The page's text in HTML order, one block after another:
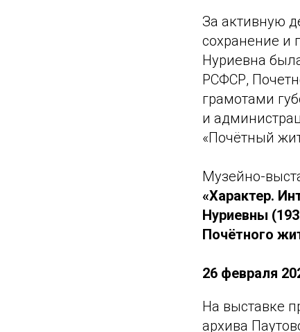
За активную
сохранение и
Нуриевна
РСФСР,
грамотами
и
«Почётный
Музейно-
«Характер.
Нуриевны
Почётного
26 февраля
На выставке
архива